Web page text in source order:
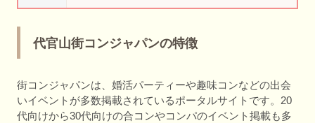
代官山街コンジャパンの特徴
街コンジャパンは、婚活パーティーや趣味コンなどの出会
いイベントが多数掲載されているポータルサイトです。20
代向けから30代向けの合コンやコンパのイベント掲載も多